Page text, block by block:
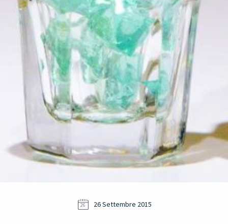
26 26 Settembre 2015